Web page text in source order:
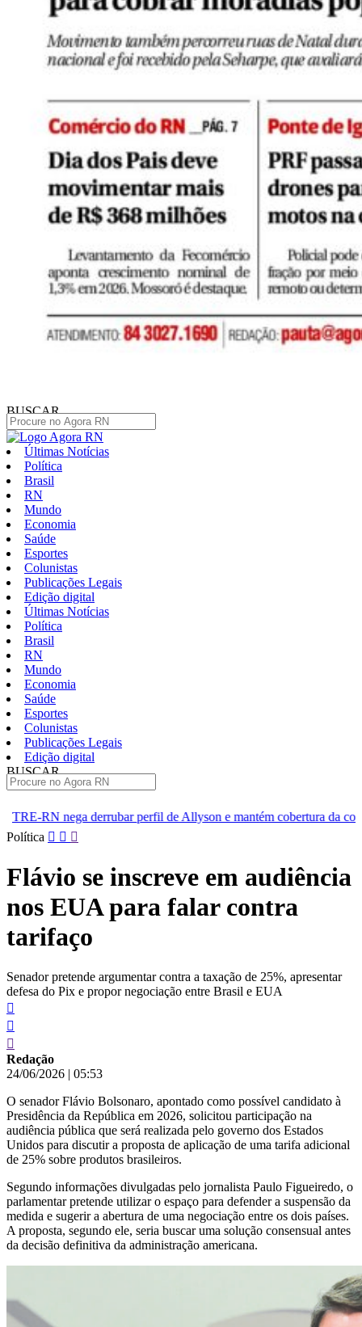
BUSCAR
Últimas Notícias
Política
Brasil
RN
Mundo
Economia
Saúde
Esportes
Colunistas
Publicações Legais
Edição digital
Últimas Notícias
Política
Brasil
RN
Mundo
Economia
Saúde
Esportes
Colunistas
Publicações Legais
Edição digital
BUSCAR
perfil de Allyson e mantém cobertura da convenção
Dupla
Pular
conteúdo
Política
Flávio se inscreve em audiência
nos EUA para falar contra
tarifaço
Senador pretende argumentar contra a taxação de 25%, apresentar
defesa do Pix e propor negociação entre Brasil e EUA
Redação
24/06/2026 | 05:53
O senador Flávio Bolsonaro, apontado como possível candidato à
Presidência da República em 2026, solicitou participação na
audiência pública que será realizada pelo governo dos Estados
Unidos para discutir a proposta de aplicação de uma tarifa adicional
de 25% sobre produtos brasileiros.
Segundo informações divulgadas pelo jornalista Paulo Figueiredo, o
parlamentar pretende utilizar o espaço para defender a suspensão da
medida e sugerir a abertura de uma negociação entre os dois países.
A proposta, segundo ele, seria buscar uma solução consensual antes
da decisão definitiva da administração americana.